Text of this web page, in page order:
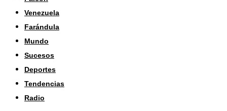
Venezuela
Farándula
Mundo
Sucesos
Deportes
Tendencias
Radio